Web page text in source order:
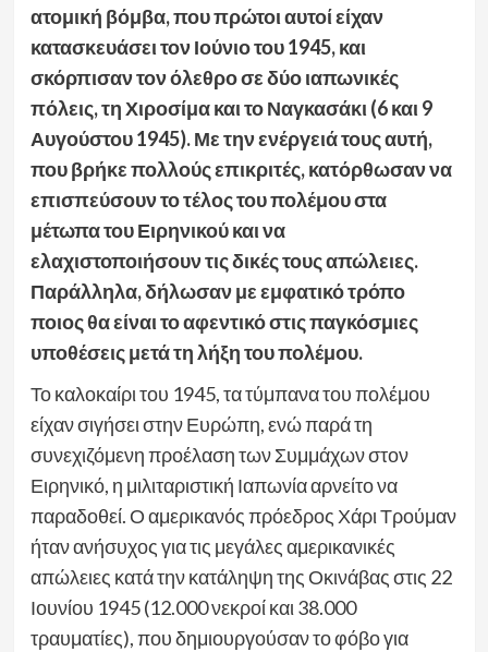
ατομική βόμβα, που πρώτοι αυτοί είχαν
κατασκευάσει τον Ιούνιο του 1945, και
σκόρπισαν τον όλεθρο σε δύο ιαπωνικές
πόλεις, τη Χιροσίμα και το Ναγκασάκι (6 και 9
Αυγούστου 1945). Με την ενέργειά τους αυτή,
που βρήκε πολλούς επικριτές, κατόρθωσαν να
επισπεύσουν το τέλος του πολέμου στα
μέτωπα του Ειρηνικού και να
ελαχιστοποιήσουν τις δικές τους απώλειες.
Παράλληλα, δήλωσαν με εμφατικό τρόπο
ποιος θα είναι το αφεντικό στις παγκόσμιες
υποθέσεις μετά τη λήξη του πολέμου.
Το καλοκαίρι του 1945, τα τύμπανα του πολέμου
είχαν σιγήσει στην Ευρώπη, ενώ παρά τη
συνεχιζόμενη προέλαση των Συμμάχων στον
Ειρηνικό, η μιλιταριστική Ιαπωνία αρνείτο να
παραδοθεί. Ο αμερικανός πρόεδρος Χάρι Τρούμαν
ήταν ανήσυχος για τις μεγάλες αμερικανικές
απώλειες κατά την κατάληψη της Οκινάβας στις 22
Ιουνίου 1945 (12.000 νεκροί και 38.000
τραυματίες), που δημιουργούσαν το φόβο για